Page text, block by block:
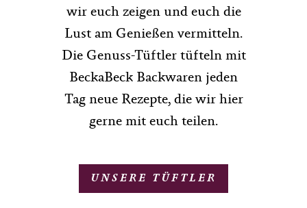
wir euch zeigen und euch die
Lust am Genießen vermitteln.
Die Genuss-Tüftler tüfteln mit
BeckaBeck Backwaren jeden
Tag neue Rezepte, die wir hier
gerne mit euch teilen.
UNSERE TÜFTLER